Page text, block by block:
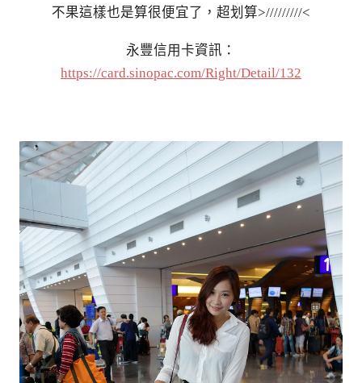
不果這樣也是算很便宜了，超划算>/////////<
永豐信用卡資訊：
https://card.sinopac.com/Right/Detail/132